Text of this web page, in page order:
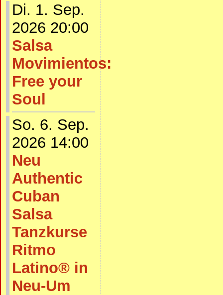
Di. 1. Sep.
2026 20:00
Salsa
Movimientos:
Free your
Soul
So. 6. Sep.
2026 14:00
Neu
Authentic
Cuban
Salsa
Tanzkurse
Ritmo
Latino® in
Neu-Um